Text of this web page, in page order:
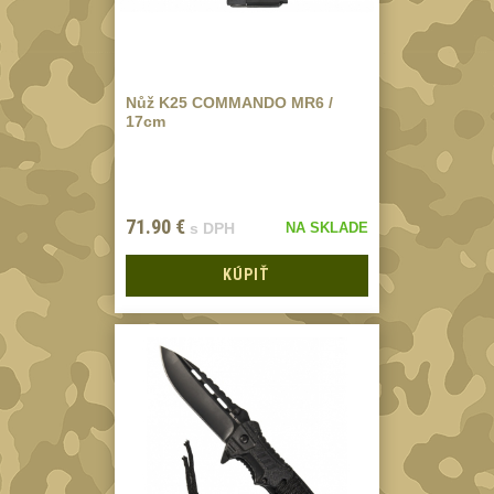
koncovky
Nášivky
Samonavíjecí
držáky
Zámky
a vaky
Adaptéry
Taktická pera5
Láhve
Lékárničky
Na přežití
Ostatní
Nůž K25 COMMANDO MR6 /
17cm
71.90 € s DPH NA SKLADE
KÚPIŤ